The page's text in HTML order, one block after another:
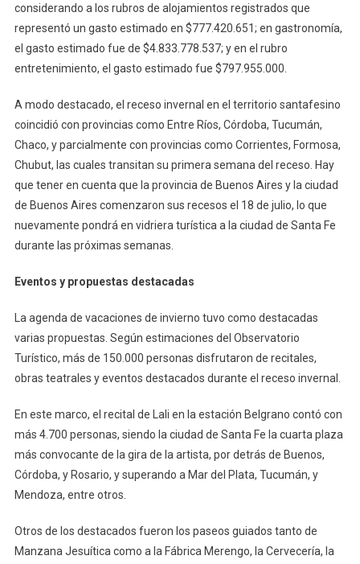
considerando a los rubros de alojamientos registrados que
representó un gasto estimado en $777.420.651; en gastronomía,
el gasto estimado fue de $4.833.778.537; y en el rubro
entretenimiento, el gasto estimado fue $797.955.000.
A modo destacado, el receso invernal en el territorio santafesino
coincidió con provincias como Entre Ríos, Córdoba, Tucumán,
Chaco, y parcialmente con provincias como Corrientes, Formosa,
Chubut, las cuales transitan su primera semana del receso. Hay
que tener en cuenta que la provincia de Buenos Aires y la ciudad
de Buenos Aires comenzaron sus recesos el 18 de julio, lo que
nuevamente pondrá en vidriera turística a la ciudad de Santa Fe
durante las próximas semanas.
Eventos y propuestas destacadas
La agenda de vacaciones de invierno tuvo como destacadas
varias propuestas. Según estimaciones del Observatorio
Turístico, más de 150.000 personas disfrutaron de recitales,
obras teatrales y eventos destacados durante el receso invernal.
En este marco, el recital de Lali en la estación Belgrano contó con
más 4.700 personas, siendo la ciudad de Santa Fe la cuarta plaza
más convocante de la gira de la artista, por detrás de Buenos,
Córdoba, y Rosario, y superando a Mar del Plata, Tucumán, y
Mendoza, entre otros.
Otros de los destacados fueron los paseos guiados tanto de
Manzana Jesuítica como a la Fábrica Merengo, la Cervecería, la